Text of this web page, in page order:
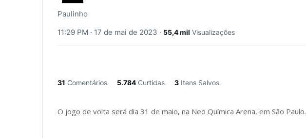
Paulinho
11:29 PM · 17 de mai de 2023 · 55,4 mil Visualizações
31 Comentários 5.784 Curtidas 3 Itens Salvos
O jogo de volta será dia 31 de maio, na Neo Química Arena, em São Paulo.